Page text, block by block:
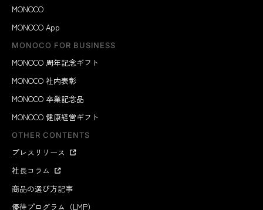
MONOCO
MONOCO App
MONOCO FOR BUSINESS
MONOCO 周年記念ギフト
MONOCO 社内表彰
MONOCO 卒業記念品
MONOCO 健康経営ギフト
OTHER CONTENTS
プレスリリース
社長コラム
商品の選び方記事
優待プログラム（LMP）